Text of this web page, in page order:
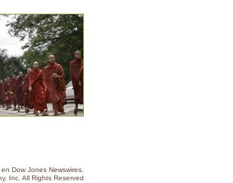
Dow Jones Newswires.
Inc. All Rights Reserved